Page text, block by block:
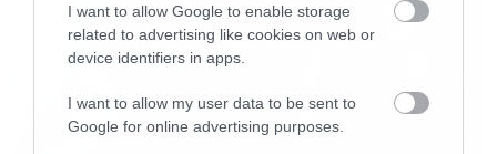
I want to allow Google to enable storage
related to advertising like cookies on web or
device identifiers in apps.
I want to allow my user data to be sent to
Google for online advertising purposes.